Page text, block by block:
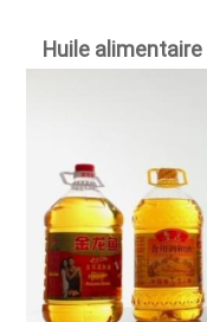
Huile alimentaire